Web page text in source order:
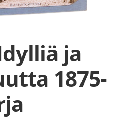
ja
1875-